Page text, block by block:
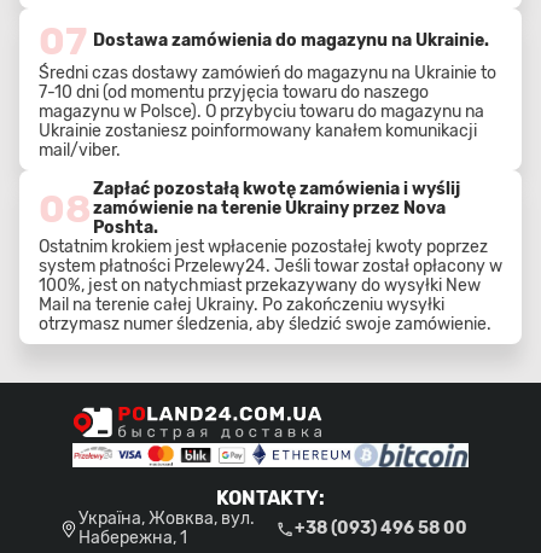
07 Dostawa zamówienia do magazynu na Ukrainie.
Średni czas dostawy zamówień do magazynu na Ukrainie to
7-10 dni (od momentu przyjęcia towaru do naszego
magazynu w Polsce). O przybyciu towaru do magazynu na
Ukrainie zostaniesz poinformowany kanałem komunikacji
mail/viber.
08Zapłać pozostałą kwotę zamówienia i wyślij
zamówienie na terenie Ukrainy przez Nova
Poshta.
Ostatnim krokiem jest wpłacenie pozostałej kwoty poprzez
system płatności Przelewy24. Jeśli towar został opłacony w
100%, jest on natychmiast przekazywany do wysyłki New
Mail na terenie całej Ukrainy. Po zakończeniu wysyłki
otrzymasz numer śledzenia, aby śledzić swoje zamówienie.
KONTAKTY:
Україна, Жовква, вул.
Набережна, 1
+38 (093) 496 58 00